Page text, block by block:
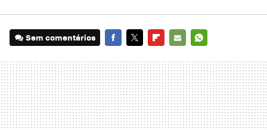
Sem comentários
MAIL